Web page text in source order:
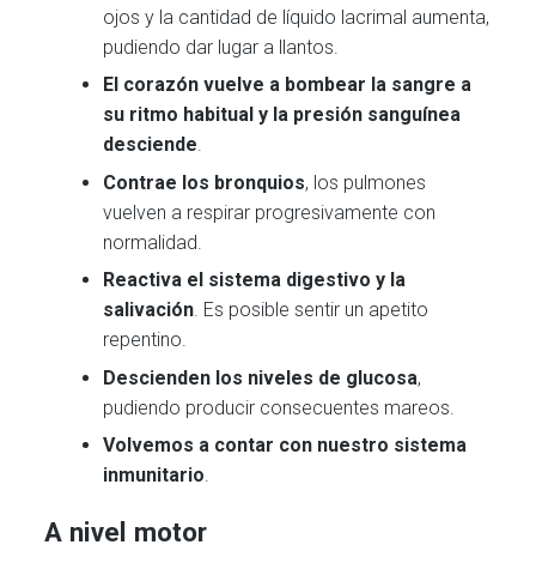
ojos y la cantidad de líquido lacrimal aumenta,
pudiendo dar lugar a llantos.
El corazón vuelve a bombear la sangre a
su ritmo habitual y la presión sanguínea
desciende.
Contrae los bronquios, los pulmones
vuelven a respirar progresivamente con
normalidad.
Reactiva el sistema digestivo y la
salivación. Es posible sentir un apetito
repentino.
Descienden los niveles de glucosa,
pudiendo producir consecuentes mareos.
Volvemos a contar con nuestro sistema
inmunitario.
A nivel motor